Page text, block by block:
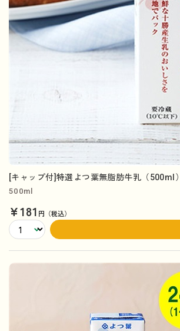
[キャップ付]特選よつ葉無脂肪牛乳（500ml）
500ml
¥181 円（税込）